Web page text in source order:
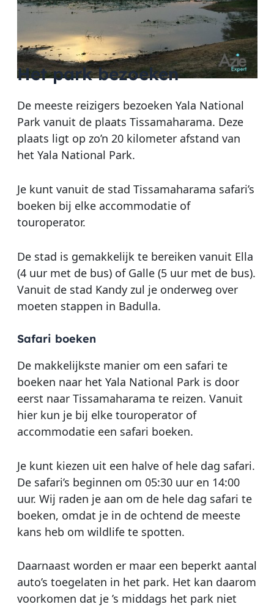
Het park bezoeken
De meeste reizigers bezoeken Yala National
Park vanuit de plaats Tissamaharama. Deze
plaats ligt op zo’n 20 kilometer afstand van
het Yala National Park.
Je kunt vanuit de stad Tissamaharama safari’s
boeken bij elke accommodatie of
touroperator.
De stad is gemakkelijk te bereiken vanuit Ella
(4 uur met de bus) of Galle (5 uur met de bus).
Vanuit de stad Kandy zul je onderweg over
moeten stappen in Badulla.
Safari boeken
De makkelijkste manier om een safari te
boeken naar het Yala National Park is door
eerst naar Tissamaharama te reizen. Vanuit
hier kun je bij elke touroperator of
accommodatie een safari boeken.
Je kunt kiezen uit een halve of hele dag safari.
De safari’s beginnen om 05:30 uur en 14:00
uur. Wij raden je aan om de hele dag safari te
boeken, omdat je in de ochtend de meeste
kans heb om wildlife te spotten.
Daarnaast worden er maar een beperkt aantal
auto’s toegelaten in het park. Het kan daarom
voorkomen dat je ’s middags het park niet